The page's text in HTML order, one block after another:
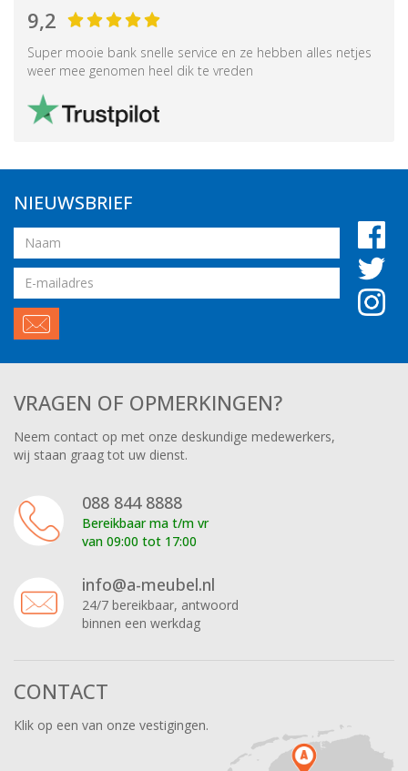
9,2
Super mooie bank snelle service en ze hebben alles netjes
weer mee genomen heel dik te vreden
NIEUWSBRIEF
Naam
Email
adres
VRAGEN OF OPMERKINGEN?
Neem contact op met onze deskundige medewerkers,
wij staan graag tot uw dienst.
088 844 8888
Bereikbaar ma t/m vr
van 09:00 tot 17:00
info@a-meubel.nl
24/7 bereikbaar, antwoord
binnen een werkdag
CONTACT
Klik op een van onze vestigingen.